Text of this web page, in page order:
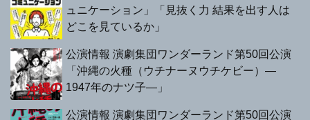
ュニケーション」「見抜く力 結果を出す人は
どこを見ているか」
公演情報 演劇集団ワンダーランド第50回公演
「沖縄の火種（ウチナーヌウチケビー）—
1947年のナツ子—」
公演情報 演劇集団ワンダーランド第50回公演